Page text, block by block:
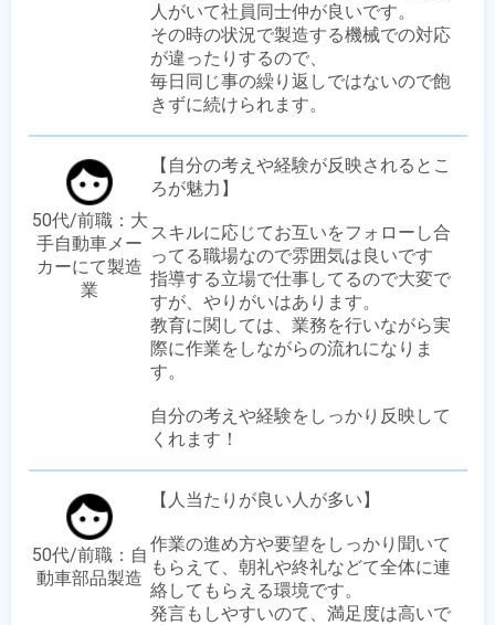
人がいて社員同士仲が良いです。
その時の状況で製造する機械での対応
が違ったりするので、
毎日同じ事の繰り返しではないので飽
きずに続けられます。
50代/前職：大
手自動車メー
カーにて製造
業
【自分の考えや経験が反映されるとこ
ろが魅力】
スキルに応じてお互いをフォローし合
ってる職場なので雰囲気は良いです
指導する立場で仕事してるので大変で
すが、やりがいはあります。
教育に関しては、業務を行いながら実
際に作業をしながらの流れになりま
す。
自分の考えや経験をしっかり反映して
くれます！
50代/前職：自
動車部品製造
【人当たりが良い人が多い】
作業の進め方や要望をしっかり聞いて
もらえて、朝礼や終礼などて全体に連
絡してもらえる環境です。
発言もしやすいのて、満足度は高いで